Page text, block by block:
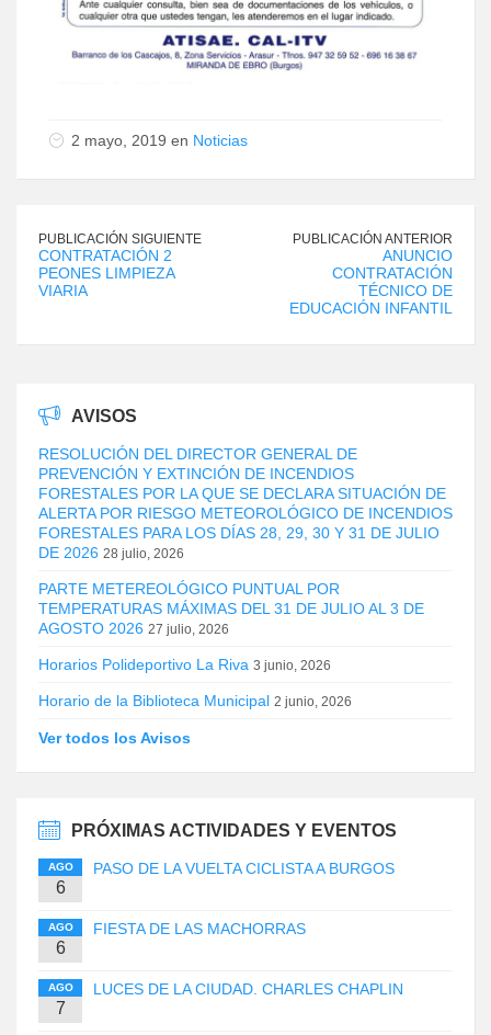
2 mayo, 2019 en Noticias
PUBLICACIÓN SIGUIENTE
CONTRATACIÓN 2
PEONES LIMPIEZA
VIARIA
PUBLICACIÓN ANTERIOR
ANUNCIO
CONTRATACIÓN
TÉCNICO DE
EDUCACIÓN INFANTIL
AVISOS
RESOLUCIÓN DEL DIRECTOR GENERAL DE
PREVENCIÓN Y EXTINCIÓN DE INCENDIOS
FORESTALES POR LA QUE SE DECLARA SITUACIÓN DE
ALERTA POR RIESGO METEOROLÓGICO DE INCENDIOS
FORESTALES PARA LOS DÍAS 28, 29, 30 Y 31 DE JULIO
DE 2026 28 julio, 2026
PARTE METEREOLÓGICO PUNTUAL POR
TEMPERATURAS MÁXIMAS DEL 31 DE JULIO AL 3 DE
AGOSTO 2026 27 julio, 2026
Horarios Polideportivo La Riva 3 junio, 2026
Horario de la Biblioteca Municipal 2 junio, 2026
Ver todos los Avisos
PRÓXIMAS ACTIVIDADES Y EVENTOS
AGO
6
PASO DE LA VUELTA CICLISTA A BURGOS
AGO
6
FIESTA DE LAS MACHORRAS
AGO
7
LUCES DE LA CIUDAD. CHARLES CHAPLIN